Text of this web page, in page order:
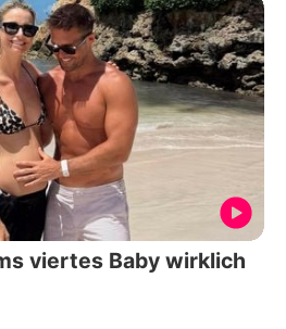
viertes Baby wirklich